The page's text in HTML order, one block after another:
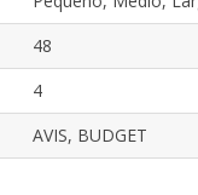
48
4
AVIS, BUDGET
Descontos